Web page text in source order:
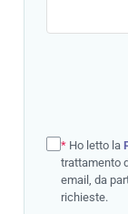
* Ho letto la
trattamento
email, da
richieste.